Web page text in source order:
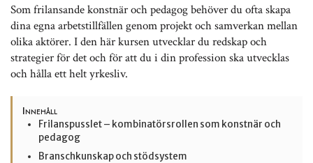
Som frilansande konstnär och pedagog behöver du ofta skapa
dina egna arbetstillfällen genom projekt och samverkan mellan
olika aktörer. I den här kursen utvecklar du redskap och
strategier för det och för att du i din profession ska utvecklas
och hålla ett helt yrkesliv.
Innehåll
Frilanspusslet – kombinatörsrollen som konstnär och
pedagog
Branschkunskap och stödsystem